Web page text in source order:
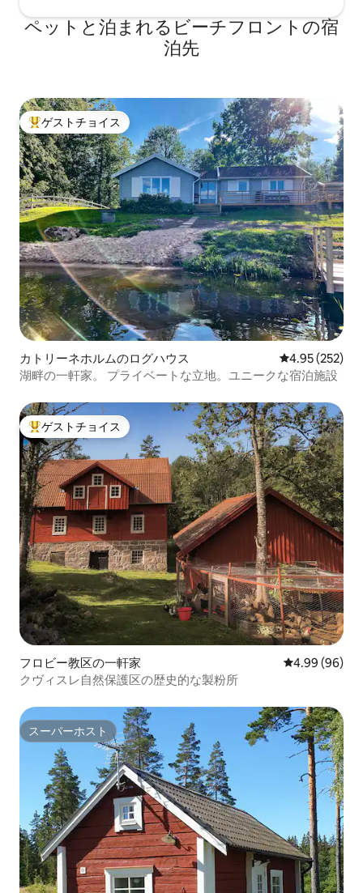
ペットと泊まれるビーチフロントの宿
泊先
大好評のゲストチョイスです。
ゲストチョイス
カトリーネホルムのログハウス レビュー252
4.95 (252)
湖畔の一軒家。 プライベートな立地。ユニークな宿泊施設
大好評のゲストチョイスです。
ゲストチョイス
フロビー教区の一軒家 レビュー96件
4.99 (96)
クヴィスレ自然保護区の歴史的な製粉所
スーパーホスト
スーパーホスト